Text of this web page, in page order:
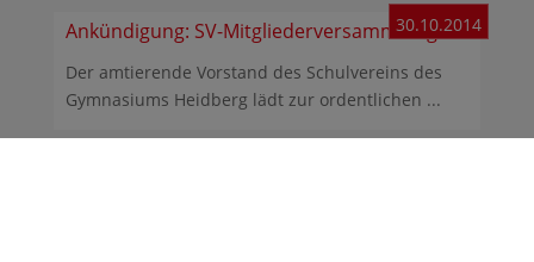
Ankündigung: SV-Mitgliederversammlung30.10.2014
Der amtierende Vorstand des Schulvereins des
Gymnasiums Heidberg lädt zur ordentlichen ...